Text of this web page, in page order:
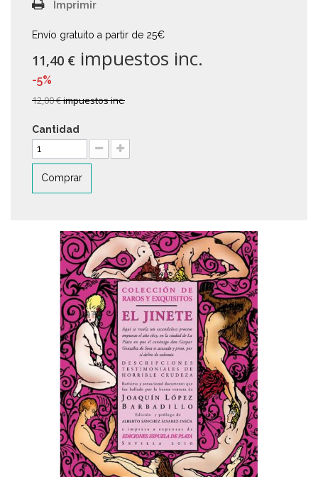
Imprimir
Envío gratuito a partir de 25€
11,40 € impuestos inc.
-5%
12,00 €impuestos inc.
Cantidad
Comprar